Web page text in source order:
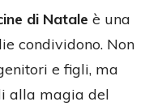
di Natale è una
condividono. Non
e figli, ma
alla magia del